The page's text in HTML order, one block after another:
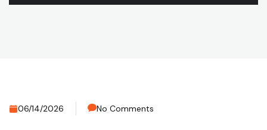
06/14/2026 No Comments